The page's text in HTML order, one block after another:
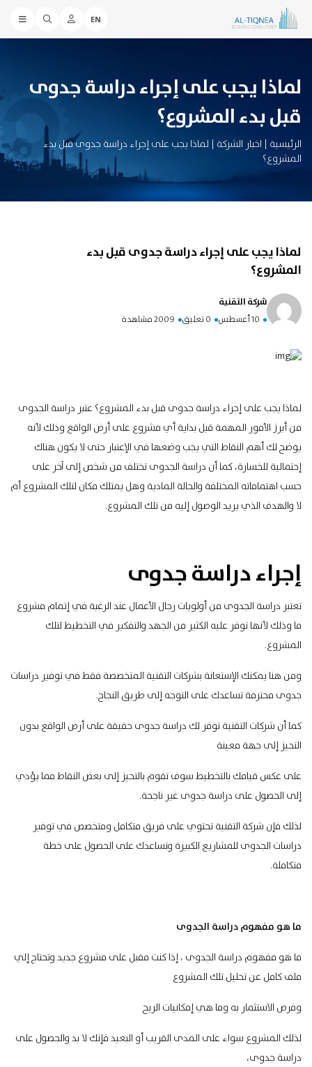
EN
لماذا يجب على إجراء دراسة جدوى
قبل بدء المشروع؟
الرئيسية | اخبار الشركة | لماذا يجب على إجراء دراسة جدوى قبل بدء
المشروع؟
لماذا يجب على إجراء دراسة جدوى قبل بدء
المشروع؟
شركة التقنية
10 أغسطس 0 تعليق 2009 مشاهدة
لماذا يجب على إجراء دراسة جدوى قبل بدء المشروع؟ عتبر دراسة الجدوى
من أبرز الأمور المهمة قبل بداية أي مشروع على أرض الواقع وذلك لأنه
يوضح لك أهم النقاط التي يجب وضعها في الإعتبار حتى لا يكون هناك
إحتمالية للخسارة، كما أن دراسة الجدوى تختلف من شخص إلى آخر على
حسب اهتماماته المختلفة والحالة المادية وهل يمتلك مكان لتلك المشروع أم
لا والهدف الذي يريد الوصول إليه من تلك المشروع.
إجراء دراسة جدوى
تعتبر دراسة الجدوى من أولويات رجال الأعمال عند الرغبة في إتمام مشروع
ما وذلك لأنها توفر عليه الكثير من الجهد والتفكير في التخطيط لتلك
المشروع.
ومن هنا يمكنك الإستعانة بشركات التقنية المتخصصة فقط في توفير دراسات
جدوى محترفة تساعدك على التوجه إلى طريق النجاح.
كما أن شركات التقنية توفر لك دراسة جدوى حقيقة على أرض الواقع بدون
التحيز إلى جهة معينة
على عكس قيامك بالتخطيط سوف تقوم بالتحيز إلى بعض النقاط مما يؤدي
إلى الحصول على دراسة جدوى غير ناجحة.
لذلك فإن شركة التقنية تحتوي على فريق متكامل ومتخصص في توفير
دراسات الجدوى للمشاريع الكبيرة وتساعدك على الحصول على خطة
متكاملة.
ما هو مفهوم دراسة الجدوى
ما هو مفهوم دراسة الجدوى ، إذا كنت مقبل على مشروع جديد وتحتاج إلي
ملف كامل عن تحليل تلك المشروع
وفرص الاستثمار به وما هي إمكانيات الربح
لذلك المشروع سواء على المدى القريب أو البعيد فإنك لا بد والحصول على
دراسة جدوى،